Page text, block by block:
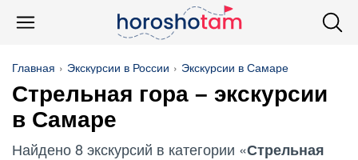
Главная Экскурсии в России Экскурсии в Самаре
Стрельная гора – экскурсии
в Самаре
Найдено 8 экскурсий в категории «Стрельная